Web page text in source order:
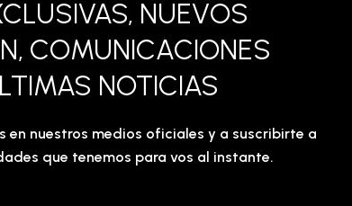
NUEVOS
COMUNICACIONES
NOTICIAS
nuestros medios oficiales y a suscribirte a
que tenemos para vos al instante.